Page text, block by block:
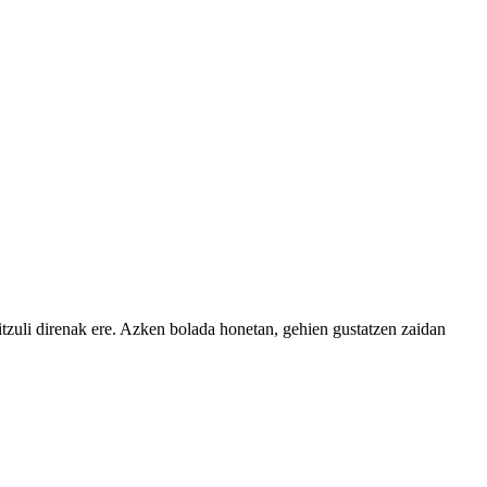
direnak ere. Azken bolada honetan, gehien gustatzen zaidan